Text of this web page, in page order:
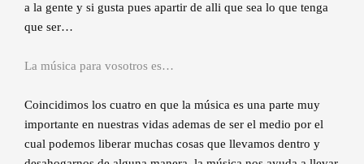
a la gente y si gusta pues apartir de alli que sea lo que tenga
que ser…
La música para vosotros es…
Coincidimos los cuatro en que la música es una parte muy
importante en nuestras vidas ademas de ser el medio por el
cual podemos liberar muchas cosas que llevamos dentro y